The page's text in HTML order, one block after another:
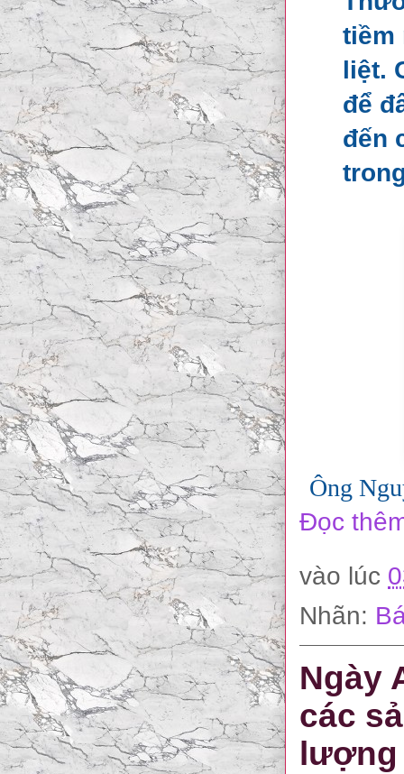
tiềm
liệt.
để
đến
Ông
Đọc
vào lúc
Nhãn:
Ngày
các